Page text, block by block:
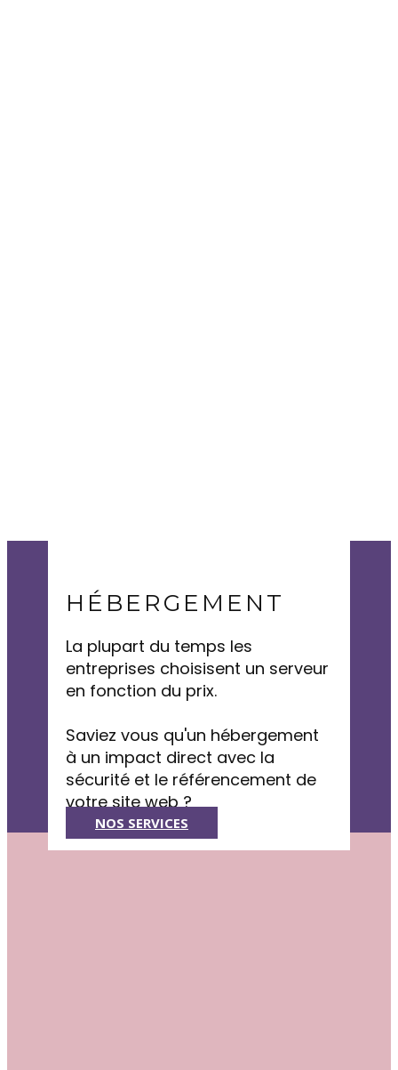
HÉBERGEMENT
La plupart du temps les
entreprises choisisent un serveur
en fonction du prix.
Saviez vous qu'un hébergement
à un impact direct avec la
sécurité et le référencement de
votre site web ?
NOS SERVICES